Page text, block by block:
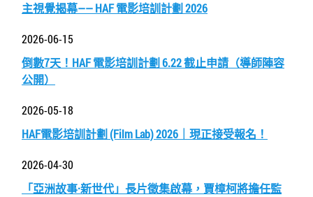
主視覺揭幕—— HAF 電影培訓計劃 2026
2026-06-15
倒數7天！HAF 電影培訓計劃 6.22 截止申請（導師陣容
公開）
2026-05-18
HAF電影培訓計劃 (Film Lab) 2026｜現正接受報名！
2026-04-30
「亞洲故事·新世代」長片徵集啟幕，賈樟柯將擔任監